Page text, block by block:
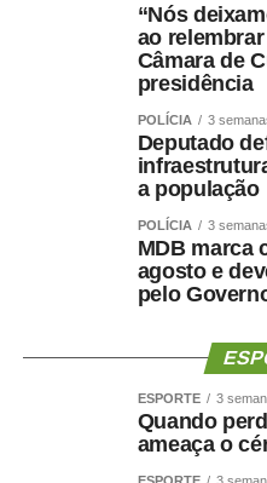
“Nós
ao
Câmara de
presidência
POLÍCIA 3
Deputado
a população
POLÍCIA 3
MDB marca
agosto e
pelo
ESPORTE 3
Quando
ameaça o